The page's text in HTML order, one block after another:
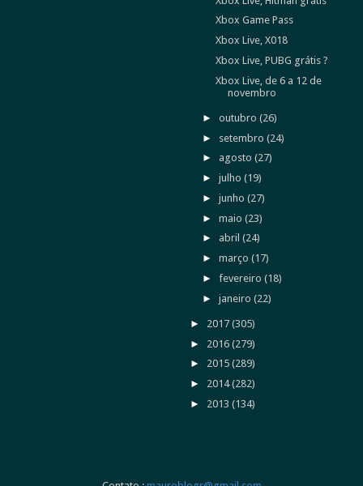
Xbox Game Pass
Xbox Live, X018
Xbox Live, PUBG grátis ?
Xbox Live, de 6 a 12 de
novembro
►outubro(26)
► setembro(24)
► agosto(27)
►julho(19)
►junho(27)
►maio(23)
► abril(24)
►março(17)
►fevereiro(18)
►janeiro(22)
► 2017 (305)
► 2016 (279)
► 2015 (289)
► 2014(282)
► 2013 (134)